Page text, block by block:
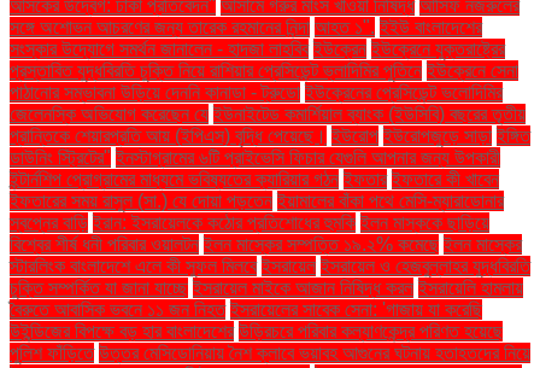
আসকের উদ্বেগ: ঢাকা প্রতিবেদন" আসামে গরুর মাংস খাওয়া নিষিদ্ধ আসিফ নজরুলের
সঙ্গে অশোভন আচরণের জন্য তারেক রহমানের নিন্দা আহত ১". ইইউ বাংলাদেশের
সংস্কার উদ্যোগে সমর্থন জানালেন - হাদজা লাহবিব ইউক্রেন ইউক্রেনে যুক্তরাষ্ট্রের
প্রস্তাবিত যুদ্ধবিরতি চুক্তি নিয়ে রাশিয়ার প্রেসিডেন্ট ভ্লাদিমির পুতিনে ইউক্রেনে সেনা
পাঠানোর সম্ভাবনা উড়িয়ে দেননি কানাডা - ট্রুডো ইউক্রেনের প্রেসিডেন্ট ভলোদিমির
জেলেনস্কি অভিযোগ করেছেন যে ইউনাইটেড কমার্শিয়াল ব্যাংক (ইউসিবি) বছরের তৃতীয়
প্রান্তিকে শেয়ারপ্রতি আয় (ইপিএস) বৃদ্ধি পেয়েছে। ইউরোপ ইউরোপজুড়ে সাড়া ইঙ্গিত
ডাউনিং স্ট্রিটের" ইনস্টাগ্রামের ৬টি প্রাইভেসি ফিচার যেগুলি আপনার জন্য উপকারী
ইন্টার্নশিপ প্রোগ্রামের মাধ্যমে ভবিষ্যতের ক্যারিয়ার গঠন ইফতার ইফতারে কী খাবেন
ইফতারের সময় রাসুল (সা.) যে দোয়া পড়তেন ইয়ামালের বাঁকা পথে মেসি-ম্যারাডোনার
স্বপ্নের বাড়ি ইরান: ইসরায়েলকে কঠোর প্রতিশোধের হুমকি ইলন মাস্ককে ছাড়িয়ে
বিশ্বের শীর্ষ ধনী পরিবার ওয়ালটন ইলন মাস্কের সম্পত্তি ১৯.২% কমেছে ইলন মাস্কের
স্টারলিংক বাংলাদেশে এলে কী সুফল মিলবে ইসরায়েল ইসরায়েল ও হেজবুল্লাহর যুদ্ধবিরতি
চুক্তি সম্পর্কিত যা জানা যাচ্ছে ইসরায়েল মাইকে আজান নিষিদ্ধ করল ইসরায়েলি হামলায়
বৈরুতে আবাসিক ভবনে ১১ জন নিহত ইসরায়েলের সাবেক সেনা: 'গাজায় যা করেছি
উইন্ডিজের বিপক্ষে বড় হার বাংলাদেশের উড়িরচরে পরিবার কল্যাণকেন্দ্র পরিণত হয়েছে
পুলিশ ফাঁড়িতে উত্তর মেসিডোনিয়ায় নৈশ ক্লাবে ভয়াবহ আগুনের ঘটনায় হতাহতদের নিয়ে